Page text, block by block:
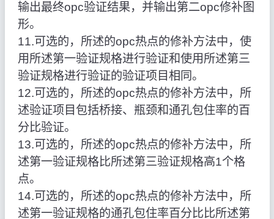
输出最终opc验证结果，并输出第二opc修补图
形。
11.可选的，所述的opc热点的修补方法中，使
用所述第一验证规格进行验证和使用所述第三
验证规格进行验证的验证项目相同。
12.可选的，所述的opc热点的修补方法中，所
述验证项目包括桥接、瓶颈和通孔包住率的百
分比验证。
13.可选的，所述的opc热点的修补方法中，所
述第一验证规格比所述第三验证规格高1个格
点。
14.可选的，所述的opc热点的修补方法中，所
述第一验证规格的通孔包住率百分比比所述第